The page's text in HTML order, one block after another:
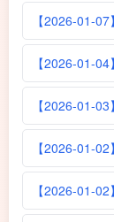
【2026-01-
【2026-01-
【2026-01-
【2026-01-
【2026-01-